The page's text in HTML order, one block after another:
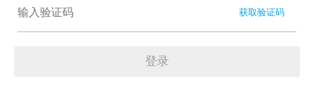
获取验证码
登录